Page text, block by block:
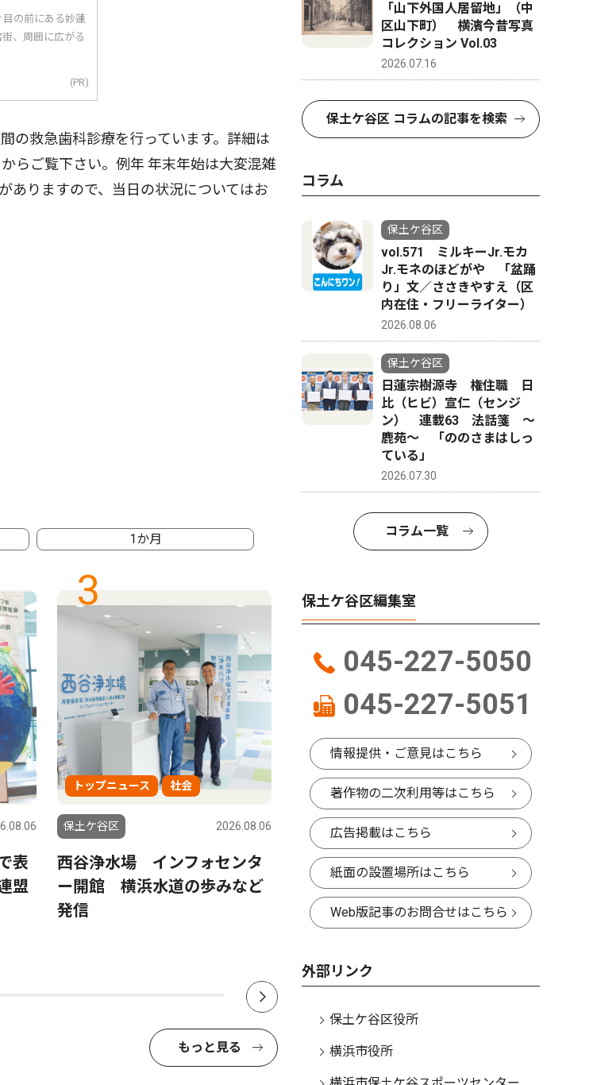
目の前にある妙蓮
、周囲に広がる
(PR)
の救急歯科診療を行っています。詳細は
らご覧下さい。例年 年末年始は大変混雑
ありますので、当日の状況についてはお
1か月
表
盟
3
トップニュース 社会
保土ケ谷区 2026.08.06
西谷浄水場 インフォセンタ
ー開館 横浜水道の歩みなど
発信
4
ピックアップ（PR）
保土ケ谷区
横浜市ひきこもり総合支援・
若者相談センターってどんな
ところ？ 最近までセンター
を利用していた方にインタビ
ラリーで
ハマ』
もっと見る
「山下外国人居留地」（中
区山下町） 横濱今昔写真
コレクション Vol.03
2026.07.16
保土ケ谷区 コラムの記事を検索
コラム
保土ケ谷区
vol.571 ミルキーJr.モカ
Jr.モネのほどがや 「盆踊
り」文／ささきやすえ（区
内在住・フリーライター）
2026.08.06
保土ケ谷区
日蓮宗樹源寺 権住職 日
比（ヒビ）宣仁（センジ
ン） 連載63 法話箋 〜
鹿苑〜 「ののさまはしっ
ている」
2026.07.30
コラム一覧
保土ケ谷区編集室
045-227-5050
045-227-5051
情報提供・ご意見はこちら
著作物の二次利用等はこちら
広告掲載はこちら
紙面の設置場所はこちら
Web版記事のお問合せはこちら
外部リンク
保土ケ谷区役所
横浜市役所